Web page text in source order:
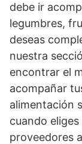
debe ir
legumbres,
deseas
nuestra
encontrar el
acompañar
alimentación
cuando
proveedores